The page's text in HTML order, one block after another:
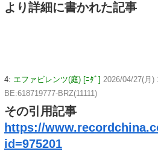
より詳細に書かれた記事
4: エファビレンツ(庭) [ﾆﾀﾞ] 2026/04/27(月)
BE:618719777-BRZ(11111)
その引用記事
https://
id=975201